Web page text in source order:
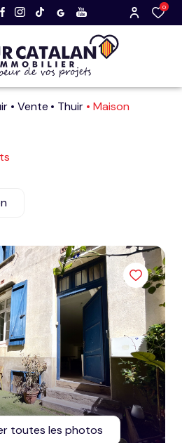
0
Vente Thuir Maison
toutes les photos